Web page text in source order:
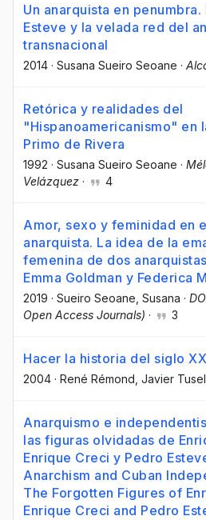
Un anarquista en penumbra.
Esteve y la velada red del
transnacional
2014 · Susana Sueiro Seoane ·
Retórica y realidades del
"Hispanoamericanismo" en
Primo de Rivera
1992 · Susana Sueiro Seoane ·
Velázquez · 4
Amor, sexo y feminidad en
anarquista. La idea de la
femenina de dos
Emma Goldman y Federica
2019 · Sueiro Seoane, Susana ·
Open Access Journals) · 3
Hacer la historia del siglo XX
2004 · René Rémond , Javier
Anarquismo e
las figuras olvidadas de
Enrique Creci y Pedro
Anarchism and Cuban
The Forgotten Figures of
Enrique Creci and Pedro